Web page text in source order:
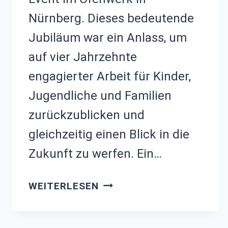
Nürnberg. Dieses bedeutende
Jubiläum war ein Anlass, um
auf vier Jahrzehnte
engagierter Arbeit für Kinder,
Jugendliche und Familien
zurückzublicken und
gleichzeitig einen Blick in die
Zukunft zu werfen. Ein…
WEITERLESEN 40-